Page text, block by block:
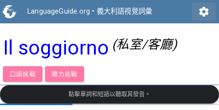
LanguageGuide.org • 義大利語視覺詞彙 settings
Il soggiorno (私室/客廳)
口語挑戰 聽力挑戰
點擊單詞和短語以聽取其發音。